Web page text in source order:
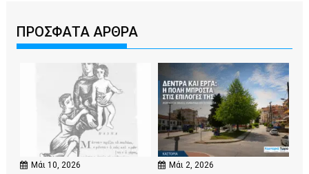
ΠΡΟΣΦΑΤΑ ΑΡΘΡΑ
Μάι 10, 2026 Μάι 2, 2026